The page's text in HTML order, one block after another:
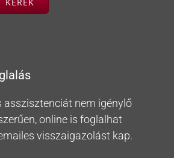
asszisztenciát nem igénylő
online is foglalhat
visszaigazolást kap.